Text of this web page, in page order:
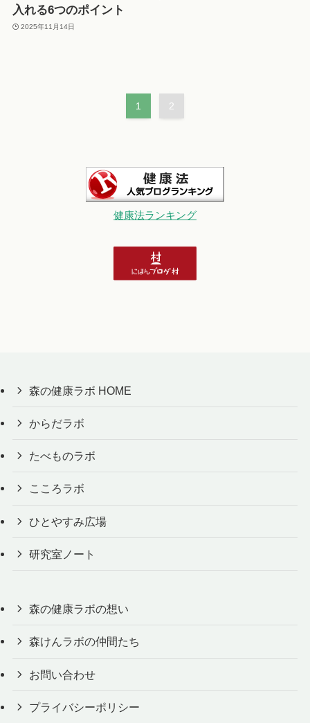
入れる6つのポイント
2025年11月14日
1 2
健康法ランキング
森の健康ラボ HOME
からだラボ
たべものラボ
こころラボ
ひとやすみ広場
研究室ノート
森の健康ラボの想い
森けんラボの仲間たち
お問い合わせ
プライバシーポリシー